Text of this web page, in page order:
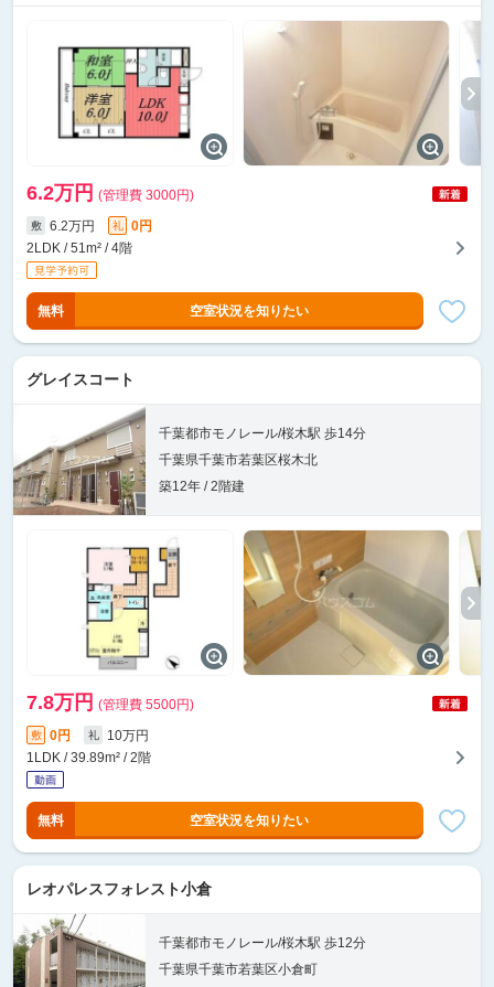
6.2万円 (管理費 3000円)
敷 6.2万円 礼
0円
2LDK / 51m² / 4階
無料 空室状況を知りたい
グレイスコート
千葉都市モノレール/桜木駅 歩14分
千葉県千葉市若葉区桜木北
築12年 / 2階建
7.8万円 (管理費 5500円)
敷 0円 礼
10万円
1LDK / 39.89m² / 2階
無料 空室状況を知りたい
レオパレスフォレスト小倉
千葉都市モノレール/桜木駅 歩12分
千葉県千葉市若葉区小倉町